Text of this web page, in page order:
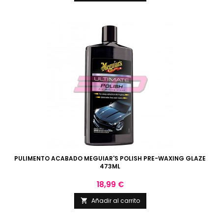
PULIMENTO ACABADO MEGUIAR'S POLISH PRE-WAXING GLAZE
473ML
Precio
18,99 €
 Añadir al carrito